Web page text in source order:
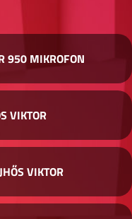
950 MIKROFON
VIKTOR
VIKTOR